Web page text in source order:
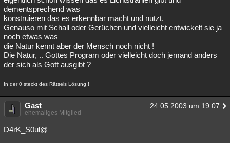
dementsprechend was
konstruieren das es erkennbar macht und nutzt.
Genauso mit Schall oder Gerüchen und vielleicht entwickelt sie ja
noch etwas was
die Natur kennt aber der Mensch noch nicht !
Die Natur, .. Gottes Program oder vielleicht doch jemand anders
der sich als Gott ausgibt ?
In der 0 steckt des Rätsels Lösung !
Gast 24.05.2003 um 19:07
ehemaliges Mitglied
D4rK_S0ul@